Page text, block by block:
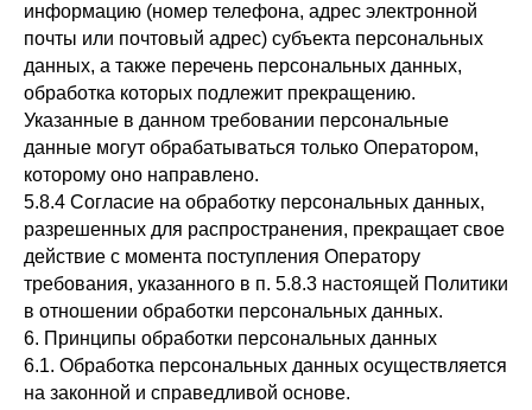
информацию (номер телефона, адрес электронной
почты или почтовый адрес) субъекта персональных
данных, а также перечень персональных данных,
обработка которых подлежит прекращению.
Указанные в данном требовании персональные
данные могут обрабатываться только Оператором,
которому оно направлено.
5.8.4 Согласие на обработку персональных данных,
разрешенных для распространения, прекращает свое
действие с момента поступления Оператору
требования, указанного в п. 5.8.3 настоящей Политики
в отношении обработки персональных данных.
6. Принципы обработки персональных данных
6.1. Обработка персональных данных осуществляется
на законной и справедливой основе.